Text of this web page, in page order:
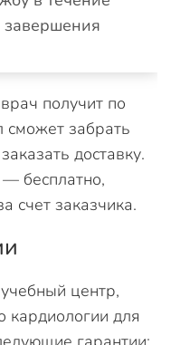
завершения
получит по
сможет забрать
доставку.
бесплатно,
счет заказчика.
центр,
кардиологии для